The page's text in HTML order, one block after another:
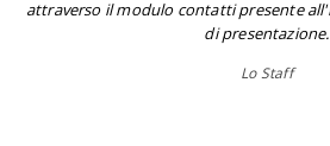
attraverso il modulo contatti presente
di presentazione.
Lo Staff